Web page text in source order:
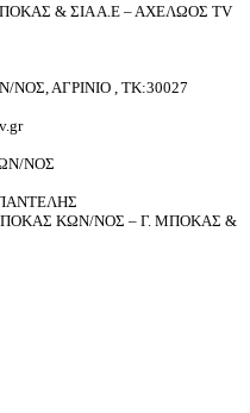
& ΣΙΑ Α.Ε – ΑΧΕΛΩΟΣ TV
ΑΓΡΙΝΙΟ , ΤΚ:30027
ΝΟΣ
ΚΩΝ/ΝΟΣ – Γ. ΜΠΟΚΑΣ &